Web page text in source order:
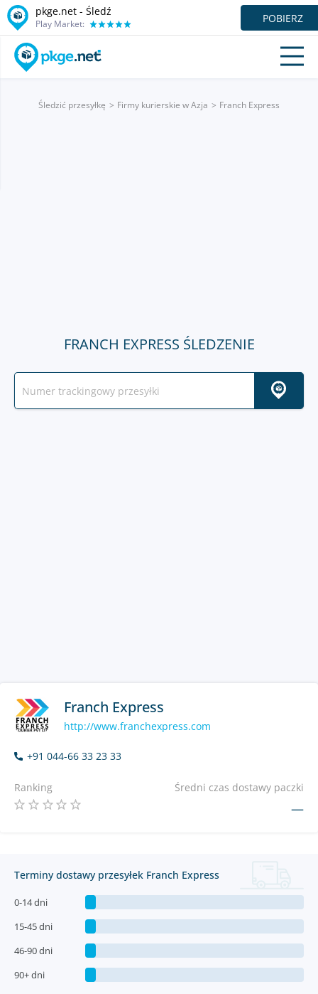
pkge.net - Śledź
Play Market: POBIERZ
Śledzić przesyłkę Firmy kurierskie w Azja Franch Express
FRANCH EXPRESS ŚLEDZENIE
Franch Express
http://www.franchexpress.com
+91 044-66 33 23 33
Ranking Średni czas dostawy paczki
—
Terminy dostawy przesyłek Franch Express
0-14 dni
15-45 dni
46-90 dni
90+ dni